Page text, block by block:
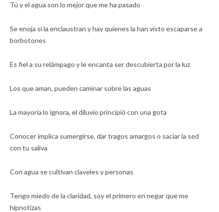
Tú y el agua son lo mejor que me ha pasado
Se enoja si la enclaustran y hay quienes la han visto escaparse a
borbotones
Es fiel a su relámpago y le encanta ser descubierta por la luz
Los que aman, pueden caminar sobre las aguas
La mayoría lo ignora, el diluvio principió con una gota
Conocer implica sumergirse, dar tragos amargos o saciar la sed
con tu saliva
Con agua se cultivan claveles y personas
Tengo miedo de la claridad, soy el primero en negar que me
hipnotizas